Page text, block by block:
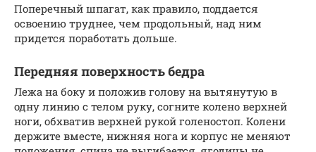
Поперечный шпагат, как правило, поддается
освоению труднее, чем продольный, над ним
придется поработать дольше.
Передняя поверхность бедра
Лежа на боку и положив голову на вытянутую в
одну линию с телом руку, согните колено верхней
ноги, обхватив верхней рукой голеностоп. Колени
держите вместе, нижняя нога и корпус не меняют